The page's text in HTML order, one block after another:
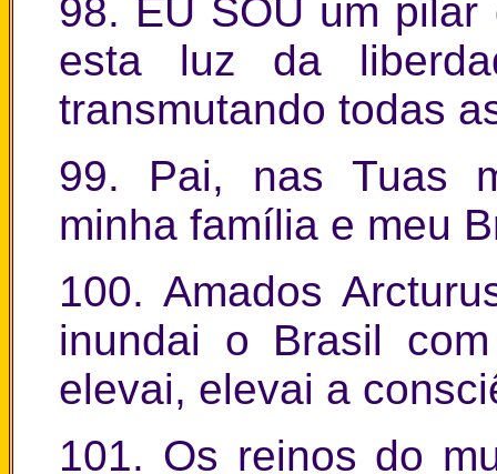
98. EU SOU um
esta luz da
transmutando todas
99. Pai, nas Tuas
minha família e meu
100. Amados
inundai o Brasil
elevai, elevai a
101. Os reinos do